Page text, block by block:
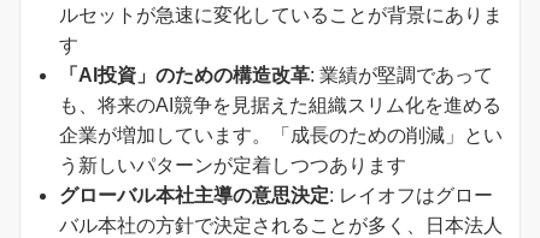
ルセットが急速に変化していることが背景にありま
す
「AI投資」のための構造改革: 業績が堅調であって
も、将来のAI競争を見据えた組織スリム化を進める
企業が増加しています。「成長のための削減」とい
う新しいパターンが定着しつつあります
グローバル本社主導の意思決定: レイオフはグロー
バル本社の方針で決定されることが多く、日本法人